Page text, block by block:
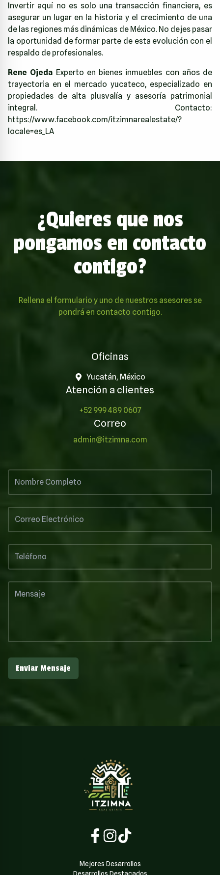
Invertir aquí no es solo una transacción financiera, es
asegurar un lugar en la historia y el crecimiento de una
de las regiones más dinámicas de México. No dejes pasar
la oportunidad de formar parte de esta evolución con el
respaldo de profesionales.
Rene Ojeda Experto en bienes inmuebles con años de
trayectoria en el mercado yucateco, especializado en
propiedades de alta plusvalía y asesoría patrimonial
integral. Contacto:
https://www.facebook.com/itzimnarealestate/?
locale=es_LA
¿Quieres que nos
pongamos en contacto
contigo?
Rellena el formulario y uno de nuestros asesores se
pondrá en contacto contigo.
Oficinas
Yucatán, México
Atención a clientes
+52 999 489 0607
Correo
admin@itzimna.com
Enviar Mensaje
Mejores Desarrollos
Desarrollos Destacados